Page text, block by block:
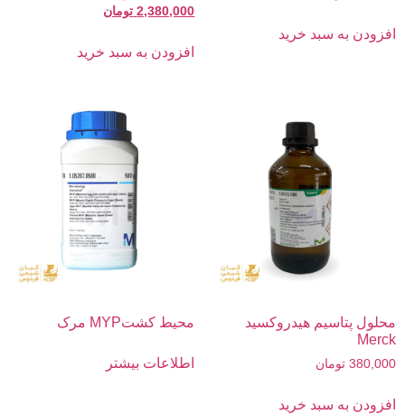
افزودن به سبد خرید
2,380,000 تومان
افزودن به سبد خرید
محلول پتاسیم هیدروکسید
Merck
380,000 تومان
افزودن به سبد خرید
محیط کشتMYP مرک
اطلاعات بیشتر